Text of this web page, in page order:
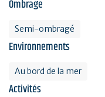
Ombrage
Semi-ombragé
Environnements
Au bord de la mer
Activités